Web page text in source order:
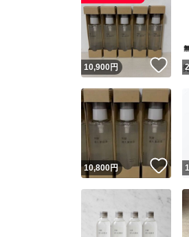
10,900円 い
10,800円 い